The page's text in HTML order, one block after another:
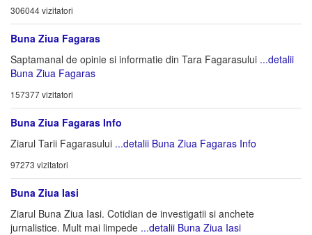
306044 vizitatori
Buna Ziua Fagaras
Saptamanal de opinie si informatie din Tara Fagarasului ...detalii
Buna Ziua Fagaras
157377 vizitatori
Buna Ziua Fagaras Info
Ziarul Tarii Fagarasului ...detalii Buna Ziua Fagaras Info
97273 vizitatori
Buna Ziua Iasi
Ziarul Buna Ziua Iasi. Cotidian de investigatii si anchete
jurnalistice. Mult mai limpede ...detalii Buna Ziua Iasi